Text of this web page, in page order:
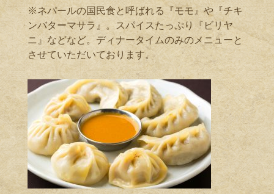
※ネパールの国民食と呼ばれる『モモ』や『チキ
ンバターマサラ』。スパイスたっぷり『ビリヤ
ニ』などなど。ディナータイムのみのメニューと
させていただいております。